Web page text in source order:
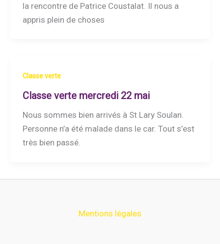
la rencontre de Patrice Coustalat. Il nous a
appris plein de choses
Classe verte
Classe verte mercredi 22 mai
Nous sommes bien arrivés à St Lary Soulan.
Personne n’a été malade dans le car. Tout s’est
très bien passé.
Mentions légales